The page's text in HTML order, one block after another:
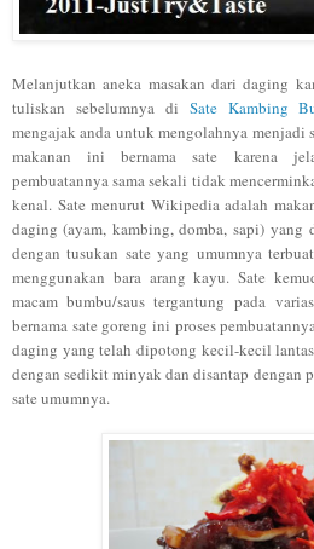
Melanjutkan aneka masakan dari daging
tuliskan sebelumnya di Sate Kambing
mengajak anda untuk mengolahnya menjadi
makanan ini bernama sate karena
pembuatannya sama sekali tidak
kenal. Sate menurut Wikipedia adalah
daging (ayam, kambing, domba, sapi)
dengan tusukan sate yang umumnya
menggunakan bara arang kayu. Sate
macam bumbu/saus tergantung pada
bernama sate goreng ini proses
daging yang telah dipotong kecil-kecil
dengan sedikit minyak dan disantap dengan
sate umumnya.